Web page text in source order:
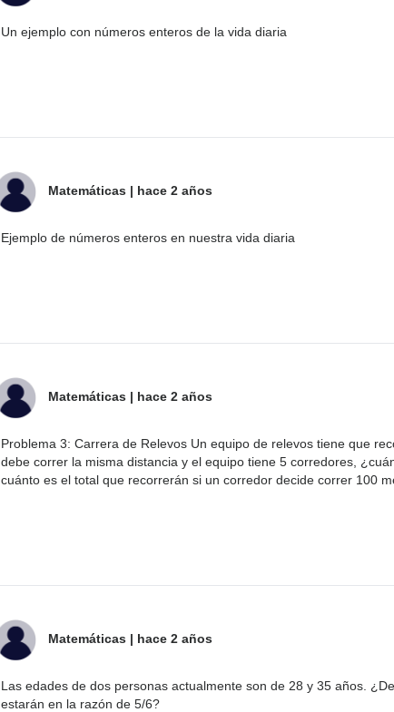
Un ejemplo con números enteros de la vida diaria
Matemáticas | hace 2 años
Ejemplo de números enteros en nuestra vida diaria
Matemáticas | hace 2 años
Problema 3: Carrera de Relevos Un equipo de relevos tiene que
debe correr la misma distancia y el equipo tiene 5 corredores,
cuánto es el total que recorrerán si un corredor decide correr 100
Matemáticas | hace 2 años
Las edades de dos personas actualmente son de 28 y 35 años.
estarán en la razón de 5/6?